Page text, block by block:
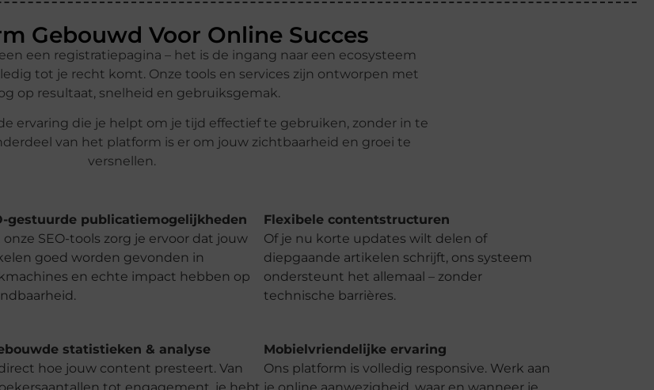
Gebouwd Voor Online Succes
een registratiepagina – het is de ingang naar een ecosysteem
tot je recht komt. Onze tools en services zijn ontworpen met
op resultaat, snelheid en gebruiksgemak.
ervaring die je helpt om je tijd effectief te gebruiken, zonder in te
van het platform is er om jouw zichtbaarheid en groei te
versnellen.
gestuurde publicatiemogelijkheden
onze SEO-tools zorg je ervoor dat jouw
goed worden gevonden in
en echte impact hebben op
Flexibele contentstructuren
Of je nu korte updates wilt delen of
diepgaande artikelen schrijft, ons systeem
ondersteunt het allemaal – zonder
technische barrières.
statistieken & analyse
hoe jouw content presteert. Van
Mobielvriendelijke ervaring
Ons platform is volledig responsive. Werk aan